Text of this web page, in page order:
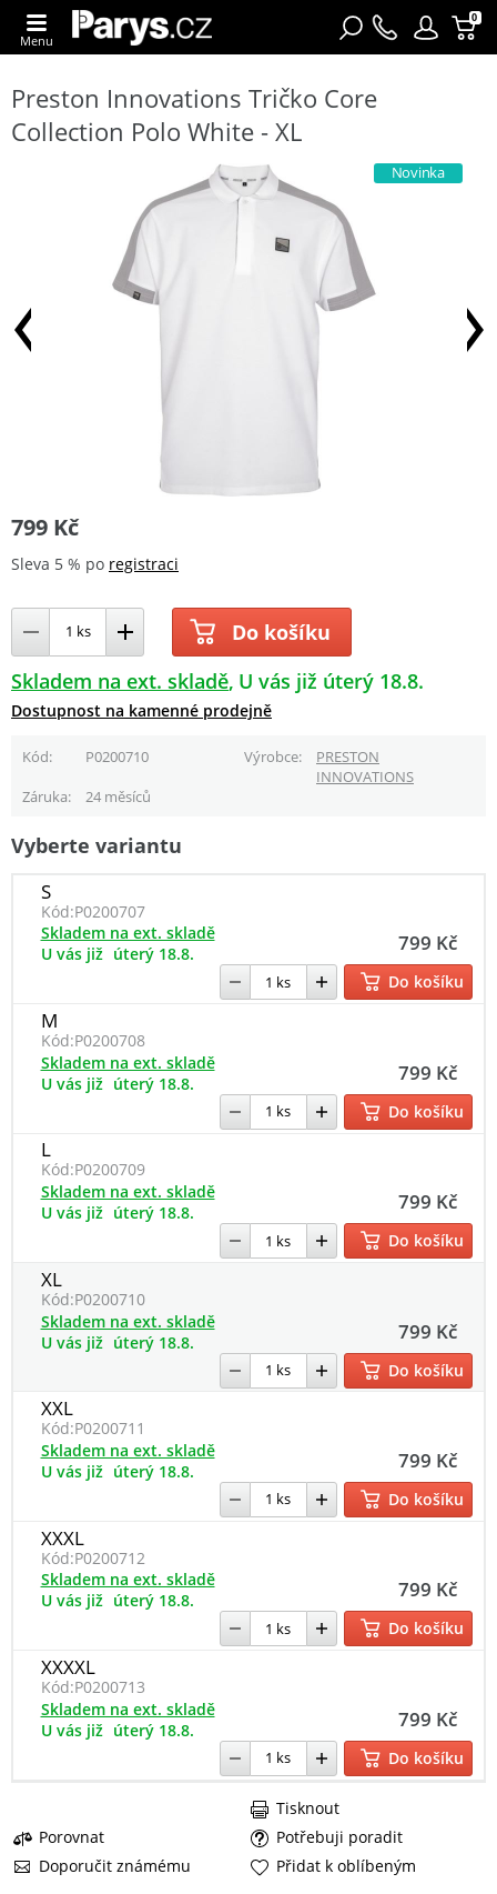
0
Menu
Preston Innovations Tričko Core
Collection Polo White - XL
Novinka
799 Kč
Sleva 5 % po registraci
Do košíku
Skladem na ext. skladě U vás již úterý 18.8.
Dostupnost na kamenné prodejně
Kód P0200710 Výrobce
PRESTON
INNOVATIONS
Záruka
24 měsíců
Vyberte variantu
S
Kód:P0200707
799 Kč
Skladem na ext. skladě
U vás již úterý 18.8.
Do košíku
M
Kód:P0200708
799 Kč
Skladem na ext. skladě
U vás již úterý 18.8.
Do košíku
L
Kód:P0200709
799 Kč
Skladem na ext. skladě
U vás již úterý 18.8.
Do košíku
XL
Kód:P0200710
799 Kč
Skladem na ext. skladě
U vás již úterý 18.8.
Do košíku
XXL
Kód:P0200711
799 Kč
Skladem na ext. skladě
U vás již úterý 18.8.
Do košíku
XXXL
Kód:P0200712
799 Kč
Skladem na ext. skladě
U vás již úterý 18.8.
Do košíku
XXXXL
Kód:P0200713
799 Kč
Skladem na ext. skladě
U vás již úterý 18.8.
Do košíku
Porovnat
Potřebuji poradit
Doporučit známému
Tisknout
Přidat k oblíbeným